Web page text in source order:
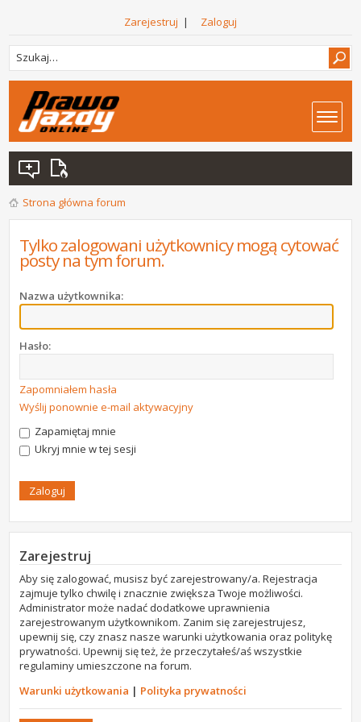
Zarejestruj | Zaloguj
Strona główna forum
Tylko zalogowani użytkownicy mogą cytować
posty na tym forum.
Nazwa użytkownika:
Hasło:
Zapomniałem hasła
Wyślij ponownie e-mail aktywacyjny
Zapamiętaj mnie
Ukryj mnie w tej sesji
Zarejestruj
Aby się zalogować, musisz być zarejestrowany/a. Rejestracja
zajmuje tylko chwilę i znacznie zwiększa Twoje możliwości.
Administrator może nadać dodatkowe uprawnienia
zarejestrowanym użytkownikom. Zanim się zarejestrujesz,
upewnij się, czy znasz nasze warunki użytkowania oraz politykę
prywatności. Upewnij się też, że przeczytałeś/aś wszystkie
regulaminy umieszczone na forum.
Warunki użytkowania | Polityka prywatności